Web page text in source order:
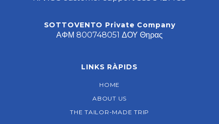
SOTTOVENTO Private Company
ΑΦΜ 800748051 ΔΟΥ Θηρας
LINKS RÀPIDS
HOME
ABOUT US
THE TAILOR-MADE TRIP